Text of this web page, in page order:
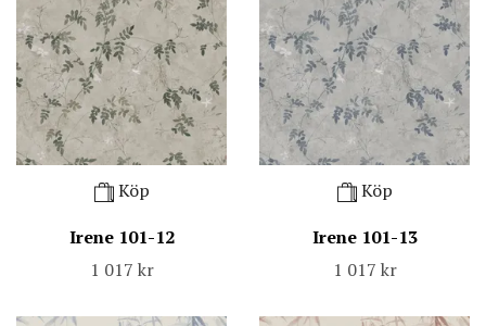
Köp
Irene 101-12
1 017 kr
Köp
Irene 101-13
1 017 kr